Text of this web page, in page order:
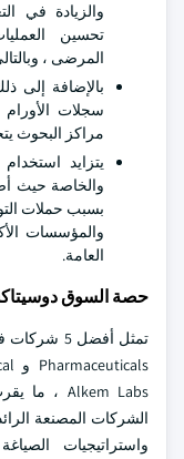
والزيادة في
تحسين
المرضى ،
بالإضافة إلى
سجلات
مراكز البحوث
يتزايد
والخاصة حيث
بسبب حملات
والمؤسسات
العامة.
حصة السوق
الشركات المصنعة
واستراتيجيات